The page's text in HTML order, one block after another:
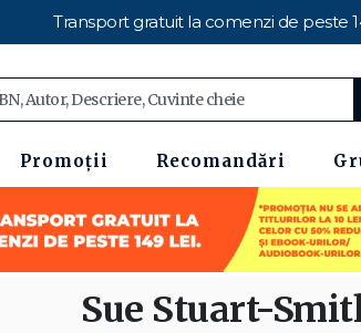
Transport gratuit la comenzi de peste
Promoții Recomandări
Sue Stuart-